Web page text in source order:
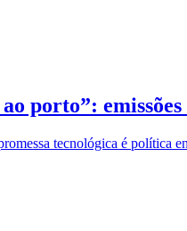
porto”:
tecnológica é política